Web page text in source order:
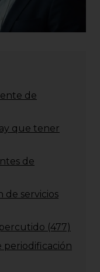
de
que tener
de
de servicios
(477)
periodificación